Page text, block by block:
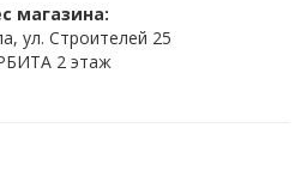
магазина:
ул. Строителей 25
2 этаж